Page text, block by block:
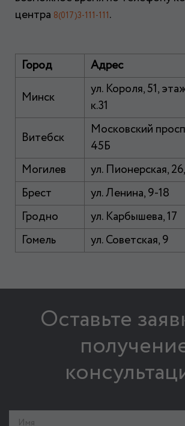
центра 8(017)3-111-111.
Город Адрес
Минск
ул. Короля, 51,
к.31
Витебск
Московский
45Б
Могилев
ул. Пионерская,
Брест
ул. Ленина, 9-18
Гродно
ул. Карбышева, 17
Гомель
ул. Советская, 9
Оставьте